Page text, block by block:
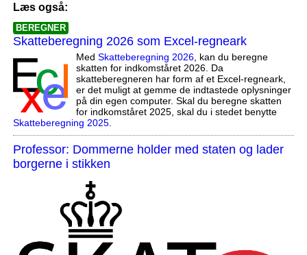
Læs også:
BEREGNER
Skatteberegning 2026 som Excel-regneark
Med Skatteberegning 2026, kan du beregne
skatten for indkomståret 2026. Da
skatteberegneren har form af et Excel-regneark,
er det muligt at gemme de indtastede oplysninger
på din egen computer. Skal du beregne skatten
for indkomståret 2025, skal du i stedet benytte
Skatteberegning 2025.
Professor: Dommerne holder med staten og lader
borgerne i stikken